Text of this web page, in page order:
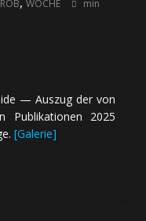
ROB WOCHE
min
— Auszug der von
Publikationen 2025
[Galerie]